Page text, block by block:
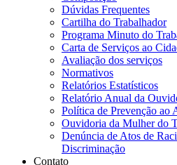
Dúvidas Frequentes
Cartilha do Trabalhador
Programa Minuto do
Carta de Serviços ao
Avaliação dos serviços
Normativos
Relatórios Estatísticos
Relatório Anual da
Política de Prevenção ao
Ouvidoria da Mulher do
Denúncia de Atos de
Discriminação
Contato